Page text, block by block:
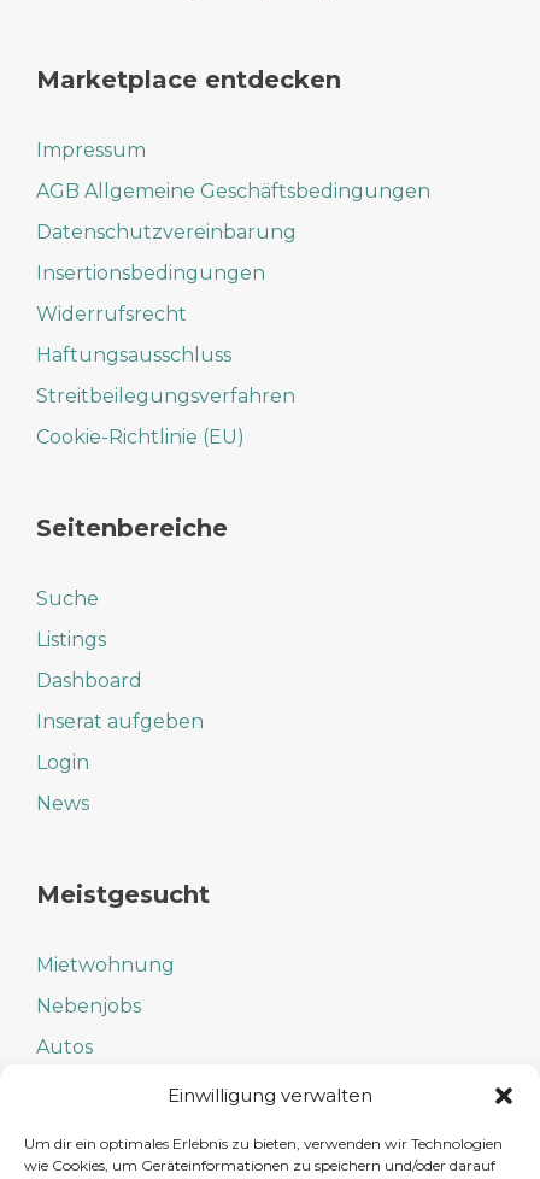
Einwilligung verwalten
Um dir ein optimales Erlebnis zu bieten, verwenden wir Technologien
wie Cookies, um Geräteinformationen zu speichern und/oder darauf
Marketplace entdecken
Impressum
AGB Allgemeine Geschäftsbedingungen
Datenschutzvereinbarung
Insertionsbedingungen
Widerrufsrecht
Haftungsausschluss
Streitbeilegungsverfahren
Cookie-Richtlinie (EU)
Seitenbereiche
Suche
Listings
Dashboard
Inserat aufgeben
Login
News
Meistgesucht
Mietwohnung
Nebenjobs
Autos
Eintrittskarten